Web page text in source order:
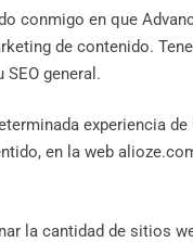
conmigo en que
de contenido.
general.
experiencia
en la web
la cantidad de sitios